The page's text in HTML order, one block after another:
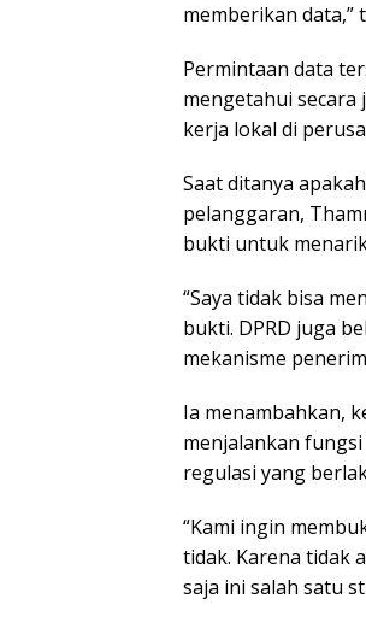
memberikan data,”
Permintaan data
mengetahui
kerja lokal di
Saat ditanya
pelanggaran,
bukti untuk
“Saya tidak bisa
bukti. DPRD juga
mekanisme
Ia menambahkan,
menjalankan
regulasi yang
“Kami ingin
tidak. Karena tidak
saja ini salah satu